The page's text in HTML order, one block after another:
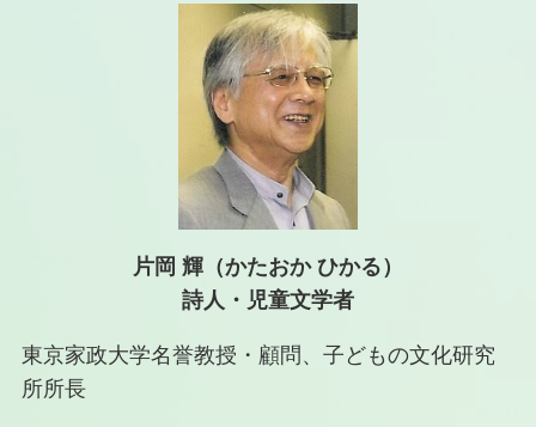
片岡 輝（かたおか ひかる）
詩人・児童文学者
東京家政大学名誉教授・顧問、子どもの文化研究
所所長